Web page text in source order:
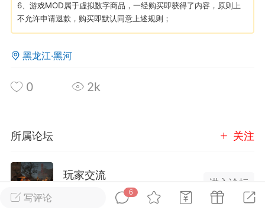
卖挂
禁止发布联机可用的作弊模组，
单机辅助引流私下售卖服务器外挂！
作弊模组的发布规范近期收到一些信息
环境，中文网特此发布以下声明，规范
大人
Lv.8
写评论
6
6、游戏MOD属于虚拟数字商品，一经购买即获得了内容，原则上
不允许申请退款，购买即默认同意上述规则；
黑龙江·黑河
0 2k
所属论坛 关注
玩家交流
15490内容
进入论坛